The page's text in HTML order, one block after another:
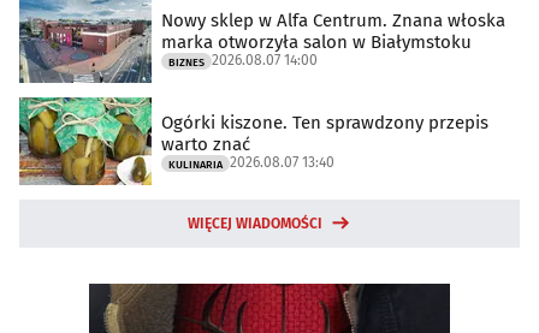
Nowy sklep w Alfa Centrum. Znana włoska
marka otworzyła salon w Białymstoku
BIZNES 2026.08.07 14:00
Ogórki kiszone. Ten sprawdzony przepis
warto znać
KULINARIA 2026.08.07 13:40
WIĘCEJ WIADOMOŚCI